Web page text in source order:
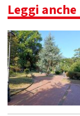
Leggi anche